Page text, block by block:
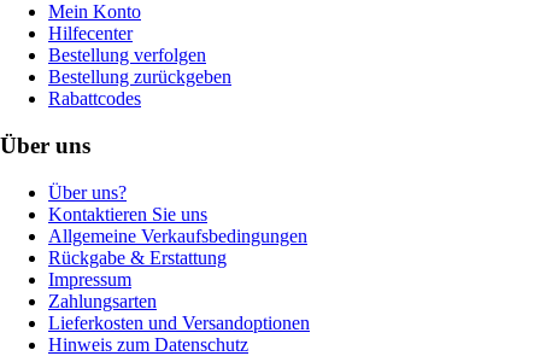
Mein Konto
Hilfecenter
Bestellung verfolgen
Bestellung zurückgeben
Rabattcodes
Über uns
Über uns?
Kontaktieren Sie uns
Allgemeine Verkaufsbedingungen
Rückgabe & Erstattung
Impressum
Zahlungsarten
Lieferkosten und Versandoptionen
Hinweis zum Datenschutz